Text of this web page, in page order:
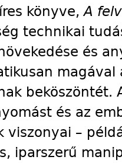
könyve,A
technikai
és
magával
beköszöntét.
és az
viszonyai –
iparszerű